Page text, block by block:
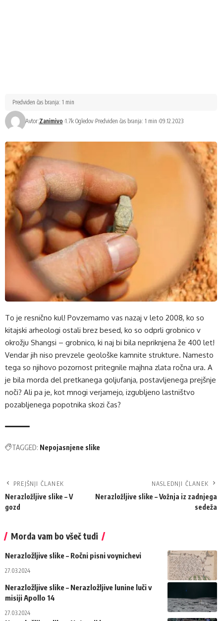
Avtor:Zanimivo 1.7k Ogledov Predviden čas branja: 1 min 09.12.2023
Predviden čas branja: 1 min
To je resnično kul! Povzemamo vas nazaj v leto 2008, ko so
kitajski arheologi ostali brez besed, ko so odprli grobnico v
okrožju Shangsi – grobnico, ki naj bi bila nepriknjena že 400 let!
Vendar jih niso prevzele geološke kamnite strukture. Namesto
tega so njihovo pozornost pritegnile majhna zlata ročna ura. A
je bila morda del pretkanega goljufanja, postavljenega prejšnje
noči? Ali pa je, kot mnogi verjamejo, izgubljeno lastništvo
pozabljenega popotnika skozi čas?
TAGGED: Nepojasnjene slike
PREJŠNJI ČLANEK
Nerazložljive slike – V
gozd
NASLEDNJI ČLANEK
Nerazložljive slike – Vožnja iz zadnjega
sedeža
Morda vam bo všeč tudi
Nerazložljive slike – Ročni pisni voynichevi
27.03.2024
Nerazložljive slike – Nerazložljive lunine luči v
misiji Apollo 14
27.03.2024